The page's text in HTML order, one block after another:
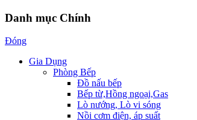
Danh mục Chính
Đóng
Gia Dụng
Phòng Bếp
Đồ nấu bếp
Bếp từ,Hồng ngoại,Gas
Lò nướng, Lò vi sóng
Nồi cơm điện, áp suất